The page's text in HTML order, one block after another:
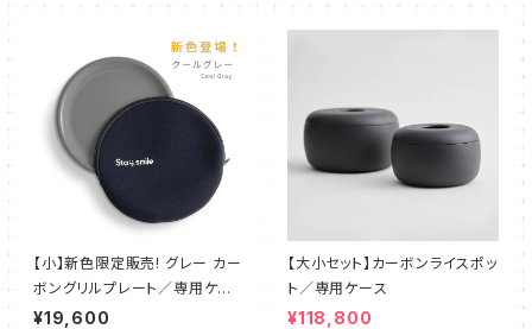
【小】新色限定販売! グレー カー
ボングリルプレート／専用ケー
ス
¥19,600
【大小セット】カーボンライスポッ
ト／専用ケース
¥118,800